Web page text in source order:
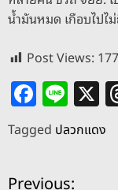
น้ำมันหมด เกือบไปไ
Post Views: 177
F
a
c
e
Li
n
e
X
Tagged ปลวกแดง
Previous: